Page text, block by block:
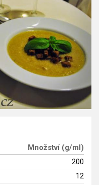
Množství (g/ml)
200
12